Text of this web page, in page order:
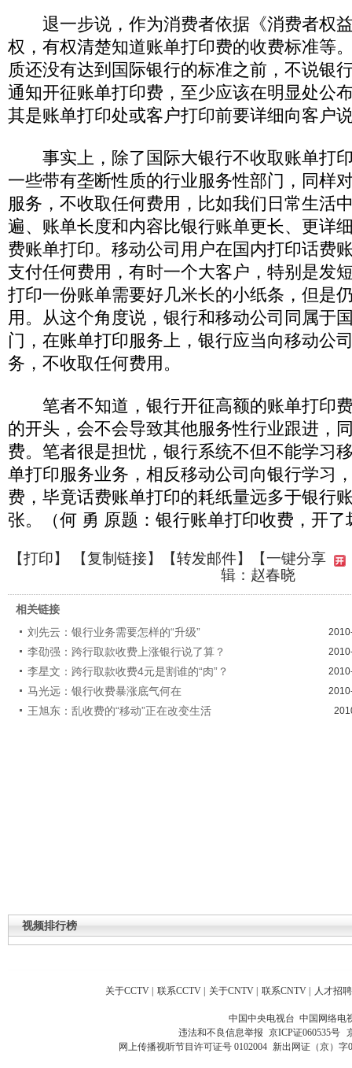
退一步说，作为消费者依据《消费者权
权，有权清楚知道账单打印费的收费标准等
质还没有达到国际银行的标准之前，不说银
通知开征账单打印费，至少应该在明显处公
其是账单打印处或客户打印前要详细向客户
事实上，除了国际大银行不收取账单打
一些带有垄断性质的行业服务性部门，同样
服务，不收取任何费用，比如我们日常生活
遍、账单长度和内容比银行账单更长、更详
费账单打印。移动公司用户在国内打印话费
支付任何费用，有时一个大客户，特别是发
打印一份账单需要好几米长的小纸条，但是
用。从这个角度说，银行和移动公司同属于
门，在账单打印服务上，银行应当向移动公
务，不收取任何费用。
笔者不知道，银行开征高额的账单打印
的开头，会不会导致其他服务性行业跟进，
费。笔者很是担忧，银行系统不但不能学习
单打印服务业务，相反移动公司向银行学习
费，毕竟话费账单打印的耗纸量远多于银行
张。（何 勇 原题：银行账单打印收费，开了
【打印】 【复制链接】【转发邮件】
【一键分享
辑：赵春晓
相关链接
刘先云：银行业务需要怎样的“升级”
李劭强：跨行取款收费上涨银行说了算？
李星文：跨行取款收费4元是割谁的“肉”？
马光远：银行收费暴涨底气何在
王旭东：乱收费的“移动”正在改变生活
视频排行榜
关于CCTV | 联系CCTV | 关于CNTV | 联系CNTV | 人才招聘
中国中央电视台 中国网络电
违法和不良信息举报 京ICP证060535号
网上传播视听节目许可证号 0102004 新出网证（京）